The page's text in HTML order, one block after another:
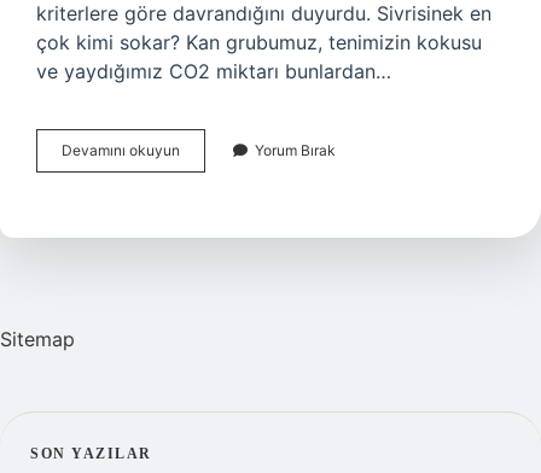
kriterlere göre davrandığını duyurdu. Sivrisinek en
çok kimi sokar? Kan grubumuz, tenimizin kokusu
ve yaydığımız CO2 miktarı bunlardan…
Devamını okuyun
Sinek
Mi
Yorum Bırak
Sitemap
SON YAZILAR